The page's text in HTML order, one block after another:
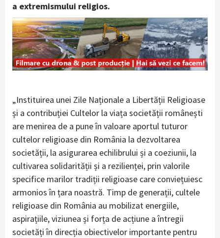
a extremismului religios.
„Instituirea unei Zile Naționale a Libertății Religioase
și a contribuției Cultelor la viața societății românești
are menirea de a pune în valoare aportul tuturor
cultelor religioase din România la dezvoltarea
societății, la asigurarea echilibrului și a coeziunii, la
cultivarea solidarității și a rezilienței, prin valorile
specifice marilor tradiții religioase care conviețuiesc
armonios în țara noastră. Timp de generații, cultele
religioase din România au mobilizat energiile,
aspirațiile, viziunea și forța de acțiune a întregii
societăți în direcția obiectivelor importante pentru